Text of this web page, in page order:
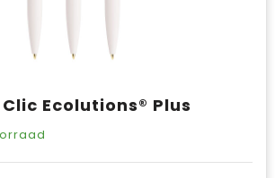
Ecolutions® Plus